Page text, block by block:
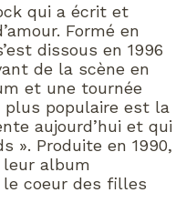
qui a écrit et
Formé en
dissous en 1996
de la scène en
et une tournée
plus populaire est la
aujourd’hui et qui
». Produite en 1990,
album
coeur des filles